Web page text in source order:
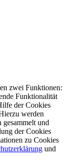
zwei Funktionen:
Funktionalität
der Cookies
werden
gesammelt und
der Cookies
zu Cookies
und